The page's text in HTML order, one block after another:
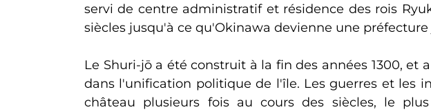
servi de centre administratif et résidence des rois
siècles jusqu'à ce qu'Okinawa devienne une préfecture
Le Shuri-jō a été construit à la fin des années 1300, et
dans l'unification politique de l'île. Les guerres et les
château plusieurs fois au cours des siècles, le